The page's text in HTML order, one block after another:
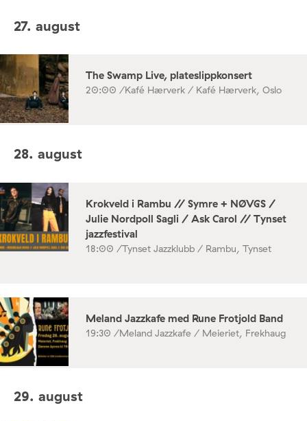
27. august
The Swamp Live, plateslippkonsert
20:00 /Kafé Hærverk / Kafé Hærverk, Oslo
28. august
Krokveld i Rambu // Symre + NØVGS /
Julie Nordpoll Sagli / Ask Carol // Tynset
jazzfestival
18:00 /Tynset Jazzklubb / Rambu, Tynset
Meland Jazzkafe med Rune Frotjold Band
19:30 /Meland Jazzkafe / Meieriet, Frekhaug
29. august